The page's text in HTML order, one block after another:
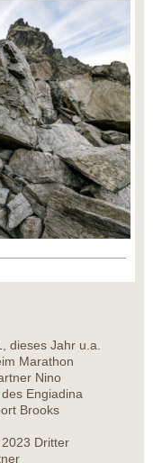
dieses Jahr u.a.
Marathon
Nino
Engiadina
Brooks
Dritter